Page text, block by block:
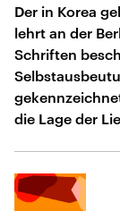
Der in Korea
lehrt an der
Schriften
die Lage der